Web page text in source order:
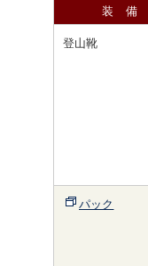
装 備
登山靴
パック